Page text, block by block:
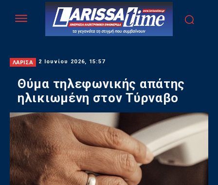
ΛΑΡΙΣΑ 2 Ιουνίου 2026, 15:57
Θύμα τηλεφωνικής απάτης
ηλικιωμένη στον Τύρναβο